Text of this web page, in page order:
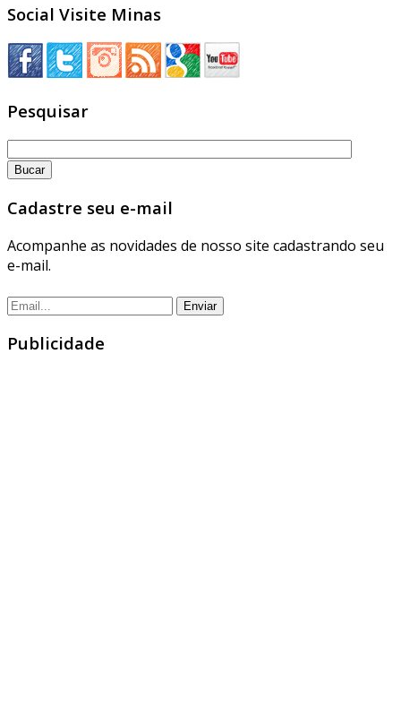
Social Visite Minas
Pesquisar
Cadastre seu e-mail
Acompanhe as novidades de nosso site cadastrando seu
e-mail.
Publicidade